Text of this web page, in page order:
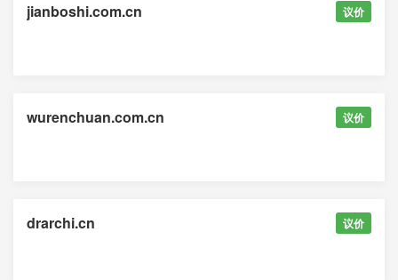
jianboshi.com.cn 议价
wurenchuan.com.cn 议价
drarchi.cn 议价